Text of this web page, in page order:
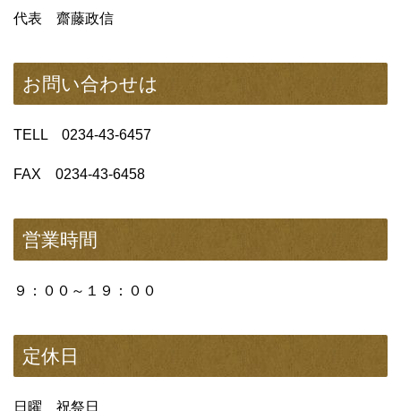
代表 齋藤政信
お問い合わせは
TELL 0234-43-6457
FAX 0234-43-6458
営業時間
９：００～１９：００
定休日
日曜 祝祭日